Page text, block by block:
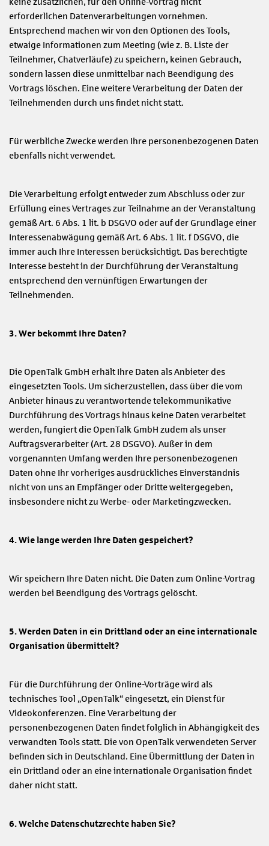
erforderlichen Datenverarbeitungen vornehmen.
Entsprechend machen wir von den Optionen des Tools,
etwaige Informationen zum Meeting (wie z. B. Liste der
Teilnehmer, Chatverläufe) zu speichern, keinen Gebrauch,
sondern lassen diese unmittelbar nach Beendigung des
Vortrags löschen. Eine weitere Verarbeitung der Daten der
Teilnehmenden durch uns findet nicht statt.
Für werbliche Zwecke werden Ihre personenbezogenen Daten
ebenfalls nicht verwendet.
Die Verarbeitung erfolgt entweder zum Abschluss oder zur
Erfüllung eines Vertrages zur Teilnahme an der Veranstaltung
gemäß Art. 6 Abs. 1 lit. b DSGVO oder auf der Grundlage einer
Interessenabwägung gemäß Art. 6 Abs. 1 lit. f DSGVO, die
immer auch Ihre Interessen berücksichtigt. Das berechtigte
Interesse besteht in der Durchführung der Veranstaltung
entsprechend den vernünftigen Erwartungen der
Teilnehmenden.
3. Wer bekommt Ihre Daten?
Die OpenTalk GmbH erhält Ihre Daten als Anbieter des
eingesetzten Tools. Um sicherzustellen, dass über die vom
Anbieter hinaus zu verantwortende telekommunikative
Durchführung des Vortrags hinaus keine Daten verarbeitet
werden, fungiert die OpenTalk GmbH zudem als unser
Auftragsverarbeiter (Art. 28 DSGVO). Außer in dem
vorgenannten Umfang werden Ihre personenbezogenen
Daten ohne Ihr vorheriges ausdrückliches Einverständnis
nicht von uns an Empfänger oder Dritte weitergegeben,
insbesondere nicht zu Werbe- oder Marketingzwecken.
4. Wie lange werden Ihre Daten gespeichert?
Wir speichern Ihre Daten nicht. Die Daten zum Online-Vortrag
werden bei Beendigung des Vortrags gelöscht.
5. Werden Daten in ein Drittland oder an eine internationale
Organisation übermittelt?
Für die Durchführung der Online-Vorträge wird als
technisches Tool „OpenTalk“ eingesetzt, ein Dienst für
Videokonferenzen. Eine Verarbeitung der
personenbezogenen Daten findet folglich in Abhängigkeit des
verwandten Tools statt. Die von OpenTalk verwendeten Server
befinden sich in Deutschland. Eine Übermittlung der Daten in
ein Drittland oder an eine internationale Organisation findet
daher nicht statt.
6. Welche Datenschutzrechte haben Sie?